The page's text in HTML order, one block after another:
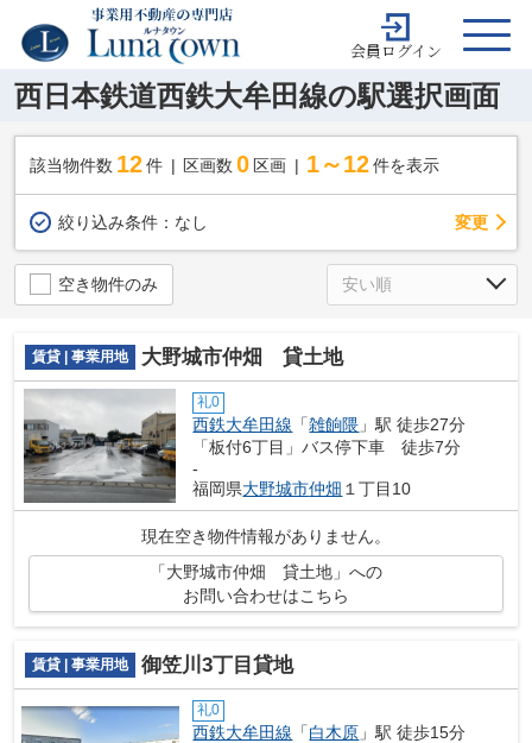
会員ログイン
西日本鉄道西鉄大牟田線の駅選択画面
該当物件数 12件 区画数 0 区画 1～12 件を表示
絞り込み条件： なし 変更
空き物件のみ
賃貸 | 事業用地 大野城市仲畑 貸土地
礼0
西鉄大牟田線 「雑餉隈 」駅 徒歩27分
「板付6丁目」バス停下車 徒歩7分
-
福岡県大野城市仲畑 １丁目10
現在空き物件情報がありません。
「大野城市仲畑 貸土地」への
お問い合わせはこちら
賃貸 | 事業用地 御笠川3丁目貸地
礼0
西鉄大牟田線 「白木原 」駅 徒歩15分